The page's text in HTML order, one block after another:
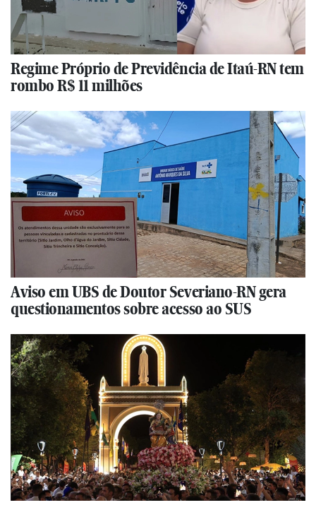
Regime Próprio de Previdência de Itaú-RN tem
rombo R$ 11 milhões
Aviso em UBS de Doutor Severiano-RN gera
questionamentos sobre acesso ao SUS